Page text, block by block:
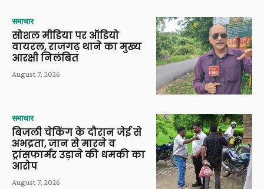
समाचार
सोशल मीडिया पर ऑडियो
वायरल, राजगढ़ थाने का मुख्य
आरक्षी निलंबित
August 7, 2026
समाचार
बिजली चेकिंग के दौरान जेई से
अभद्रता, जान से मारने व
ट्रांसफार्मर उड़ाने की धमकी का
आरोप
August 7, 2026